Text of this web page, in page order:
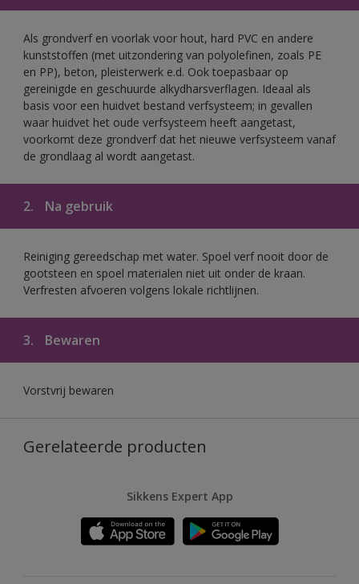
Als grondverf en voorlak voor hout, hard PVC en andere
kunststoffen (met uitzondering van polyolefinen, zoals PE
en PP), beton, pleisterwerk e.d. Ook toepasbaar op
gereinigde en geschuurde alkydharsverflagen. Ideaal als
basis voor een huidvet bestand verfsysteem; in gevallen
waar huidvet het oude verfsysteem heeft aangetast,
voorkomt deze grondverf dat het nieuwe verfsysteem vanaf
de grondlaag al wordt aangetast.
2. Na gebruik
Reiniging gereedschap met water. Spoel verf nooit door de
gootsteen en spoel materialen niet uit onder de kraan.
Verfresten afvoeren volgens lokale richtlijnen.
3. Bewaren
Vorstvrij bewaren
Gerelateerde producten
Sikkens Expert App